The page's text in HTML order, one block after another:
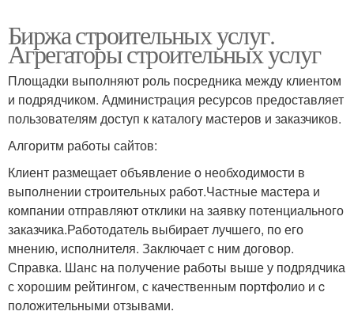
Биржа строительных услуг.
Агрегаторы строительных услуг
Площадки выполняют роль посредника между клиентом
и подрядчиком. Администрация ресурсов предоставляет
пользователям доступ к каталогу мастеров и заказчиков.
Алгоритм работы сайтов:
Клиент размещает объявление о необходимости в
выполнении строительных работ.Частные мастера и
компании отправляют отклики на заявку потенциального
заказчика.Работодатель выбирает лучшего, по его
мнению, исполнителя. Заключает с ним договор.
Справка. Шанс на получение работы выше у подрядчика
с хорошим рейтингом, с качественным портфолио и c
положительными отзывами.